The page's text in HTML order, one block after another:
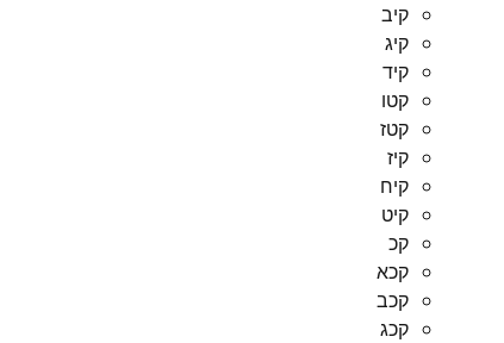
קיב
קיג
קיד
קטו
קטז
קיז
קיח
קיט
קכ
קכא
קכב
קכג